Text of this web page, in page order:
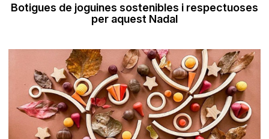
Botigues de joguines sostenibles i respectuoses
per aquest Nadal